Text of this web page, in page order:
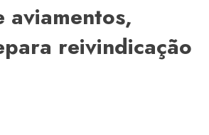
aviamentos,
reivindicação